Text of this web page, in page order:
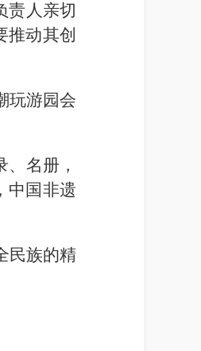
责人亲切
推动其创
玩游园会
名册，
中国非遗
民族的精